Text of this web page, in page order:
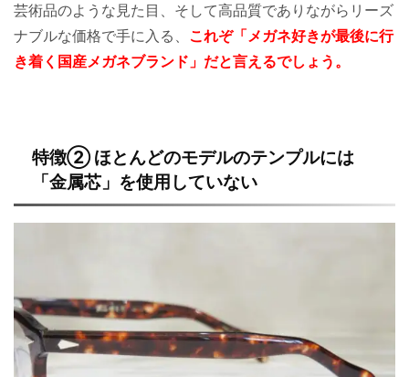
芸術品のような見た目、そして高品質でありながらリーズ
ナブルな価格で手に入る、 これぞ「メガネ好きが最後に行
き着く国産メガネブランド」だと言えるでしょう。
特徴② ほとんどのモデルのテンプルには
「金属芯」を使用していない